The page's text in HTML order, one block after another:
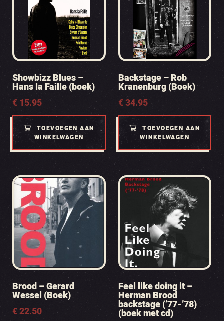
Showbizz Blues –
Hans la Faille (boek)
€15.95
TOEVOEGEN AAN
WINKELWAGEN
Backstage – Rob
Kranenburg (Boek)
€34.95
TOEVOEGEN AAN
WINKELWAGEN
Brood – Gerard
Wessel (Boek)
€22.50
Feel like doing it –
Herman Brood
backstage (’77-’78)
(boek met cd)